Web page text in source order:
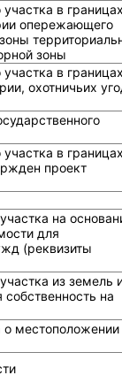
в
опережающего
зоны
в
охотничьих
в
проект
на
для
(реквизиты
из земель
на
о местоположении